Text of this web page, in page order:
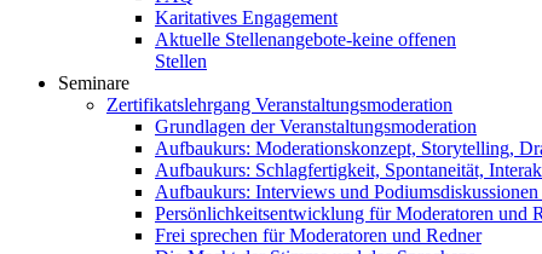
Karitatives Engagement
Aktuelle Stellenangebote-keine offenen
Stellen
Seminare
Zertifikatslehrgang Veranstaltungsmoderation
Grundlagen der Veranstaltungsmoderation
Aufbaukurs: Moderationskonzept, Storytelling,
Aufbaukurs: Schlagfertigkeit, Spontaneität,
Aufbaukurs: Interviews und
Persönlichkeitsentwicklung für Moderatoren und
Frei sprechen für Moderatoren und Redner